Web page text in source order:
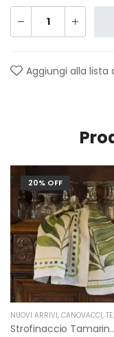
Aggiungi alla lista
20% OFF
NUOVI ARRIVI, CANOVACCI, TESSITURA TOSCANA TELERIE
Strofinaccio Tamarindo